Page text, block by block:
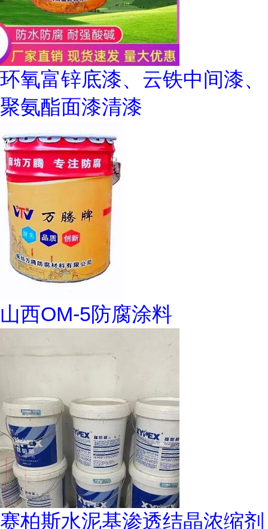
环氧富锌底漆、云铁中间漆、
聚氨酯面漆清漆
山西OM-5防腐涂料
赛柏斯水泥基渗透结晶浓缩剂